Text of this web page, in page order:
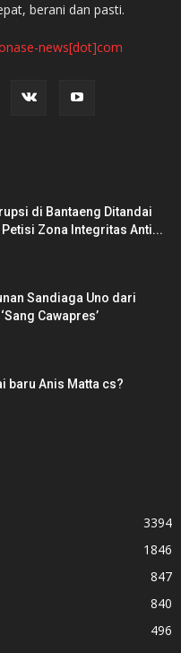
berani dan pasti.
news[dot]com
di Bantaeng Ditandai
Zona Integritas Anti...
Sandiaga Uno dari
Cawapres’
baru Anis Matta cs?
3394
1846
847
840
496